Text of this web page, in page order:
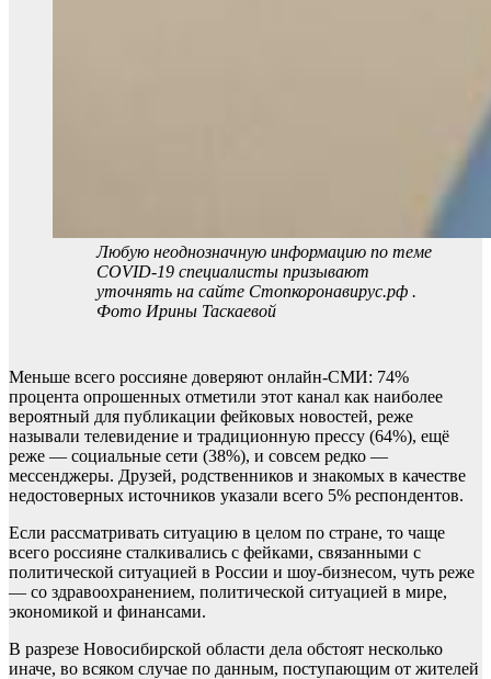
Любую неоднозначную информацию по теме
COVID-19 специалисты призывают
уточнять на сайте Стопкоронавирус.рф .
Фото Ирины Таскаевой
Меньше всего россияне доверяют онлайн-СМИ: 74%
процента опрошенных отметили этот канал как наиболее
вероятный для публикации фейковых новостей, реже
называли телевидение и традиционную прессу (64%), ещё
реже — социальные сети (38%), и совсем редко —
мессенджеры. Друзей, родственников и знакомых в качестве
недостоверных источников указали всего 5% респондентов.
Если рассматривать ситуацию в целом по стране, то чаще
всего россияне сталкивались с фейками, связанными с
политической ситуацией в России и шоу-бизнесом, чуть реже
— со здравоохранением, политической ситуацией в мире,
экономикой и финансами.
В разрезе Новосибирской области дела обстоят несколько
иначе, во всяком случае по данным, поступающим от жителей